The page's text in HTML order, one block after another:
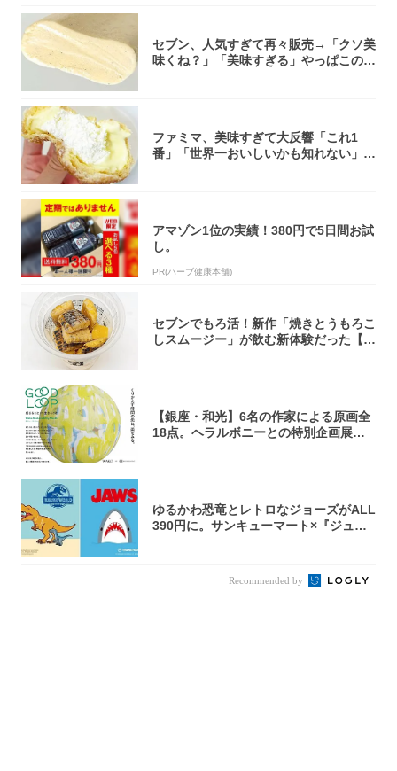
セブン、人気すぎて再々販売→「クソ美
味くね？」「美味すぎる」やっぱこのク
ファミマ、美味すぎて大反響「これ1
番」「世界一おいしいかも知れない」
アマゾン1位の実績！380円で5日間お試
し。
PR(ハーブ健康本舗)
セブンでもろ活！新作「焼きとうもろこ
しスムージー」が飲む新体験だった【東
【銀座・和光】6名の作家による原画全
18点。ヘラルボニーとの特別企画展「G
ゆるかわ恐竜とレトロなジョーズがALL
390円に。サンキューマート×『ジュラ
Recommended by